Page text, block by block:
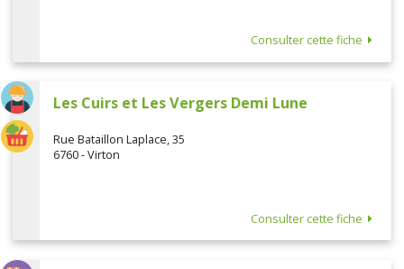
Consulter cette fiche
Les Cuirs et Les Vergers Demi Lune
Rue Bataillon Laplace, 35
6760 - Virton
Consulter cette fiche